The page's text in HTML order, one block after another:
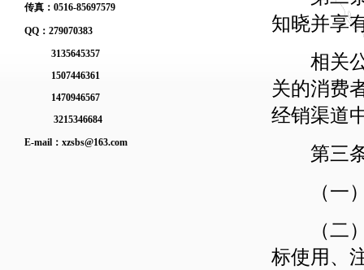
传真：0516-85697579
QQ：279070383
3135645357
1507446361
1470946567
3215346684
E-mail： xzsbs@163.com
知晓并享
相关公
关的消费
经销渠道
第三条
（一）
（二）
标使用、